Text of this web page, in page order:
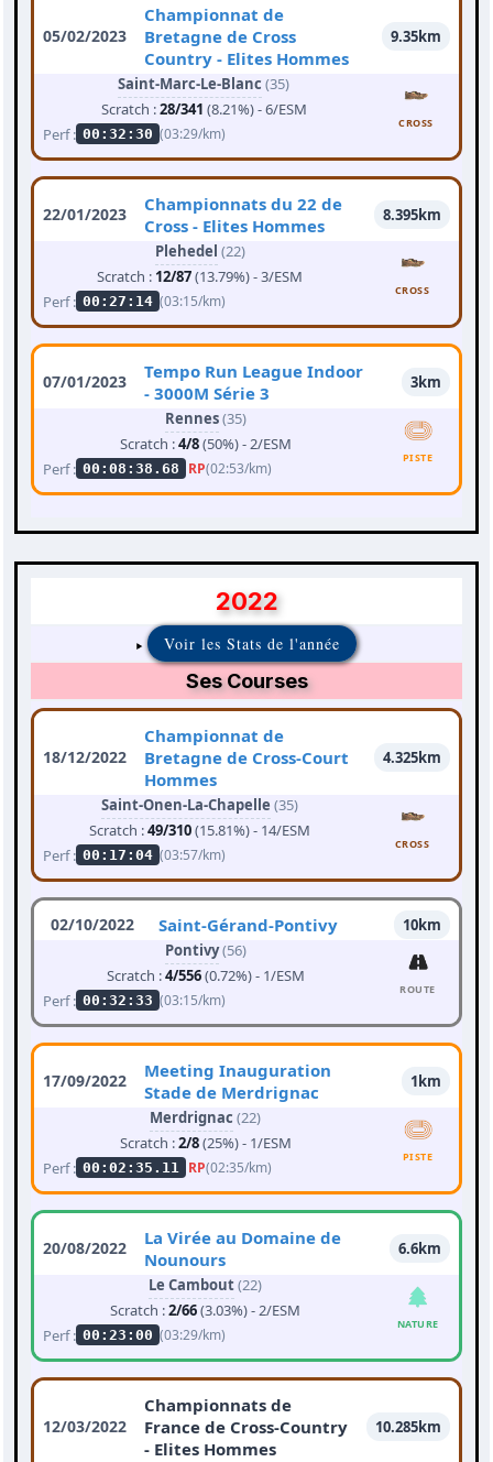
05/02/2023
Championnat de
Bretagne de Cross
Country - Elites Hommes
9.35km
Saint-Marc-Le-Blanc (35)
Scratch :28/341 (8.21%) - 6/ESM
Perf : 00:32:30 (03:29/km)
CROSS
22/01/2023
Championnats du 22 de
Cross - Elites Hommes
8.395km
Plehedel (22)
Scratch : 12/87(13.79%) - 3/ESM
Perf : 00:27:14 (03:15/km)
CROSS
07/01/2023
Tempo Run League Indoor
- 3000M Série 3
3km
Rennes(35)
Scratch :4/8(50%) - 2/ESM
Perf : 00:08:38.68 RP(02:53/km)
PISTE
2022
Voir les Stats de l'année
Ses Courses
18/12/2022
Championnat de
Bretagne de Cross-Court
Hommes
4.325km
Saint-Onen-La-Chapelle (35)
Scratch :49/310(15.81%) - 14/ESM
Perf : 00:17:04 (03:57/km)
CROSS
02/10/2022 Saint-Gérand-Pontivy
10km
Pontivy(56)
Scratch :4/556(0.72%) - 1/ESM
Perf : 00:32:33 (03:15/km)
ROUTE
17/09/2022
Meeting Inauguration
Stade de Merdrignac
1km
Merdrignac (22)
Scratch :2/8(25%) - 1/ESM
Perf : 00:02:35.11 RP(02:35/km)
PISTE
20/08/2022
La Virée au Domaine de
Nounours
6.6km
Le Cambout(22)
Scratch :2/66(3.03%) - 2/ESM
Perf : 00:23:00 (03:29/km)
NATURE
12/03/2022
Championnats de
France de Cross-Country
- Elites Hommes
10.285km